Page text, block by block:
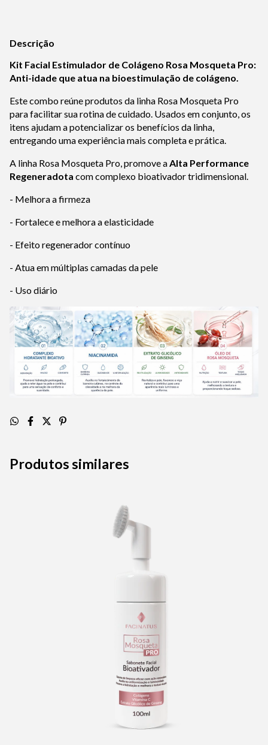
Descrição
Kit Facial Estimulador de Colágeno Rosa Mosqueta Pro:
Anti-idade que atua na bioestimulação de colágeno.
Este combo reúne produtos da linha Rosa Mosqueta Pro
para facilitar sua rotina de cuidado. Usados em conjunto, os
itens ajudam a potencializar os benefícios da linha,
entregando uma experiência mais completa e prática.
A linha Rosa Mosqueta Pro, promove aAlta Performance
Regeneradota com complexo bioativador tridimensional.
- Melhora a firmeza
- Fortalece e melhora a elasticidade
- Efeito regenerador contínuo
- Atua em múltiplas camadas da pele
- Uso diário
Produtos similares